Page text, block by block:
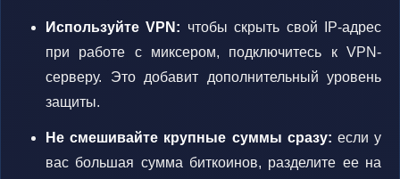
Используйте VPN: чтобы скрыть свой IP-адрес
при работе с миксером, подключитесь к VPN-
серверу. Это добавит дополнительный уровень
защиты.
Не смешивайте крупные суммы сразу: если у
вас большая сумма биткоинов, разделите ее на